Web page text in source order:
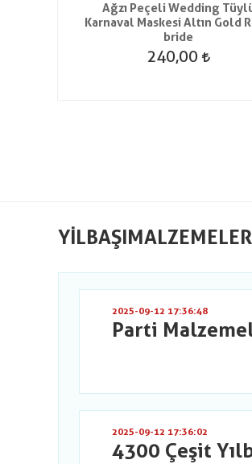
Ağzı Peçeli Wedding
Karnaval Maskesi Altın Gold
bride
240,00
2025-09-12 17:36:48
Parti
2025-09-12 17:36:02
4300 Çeşit